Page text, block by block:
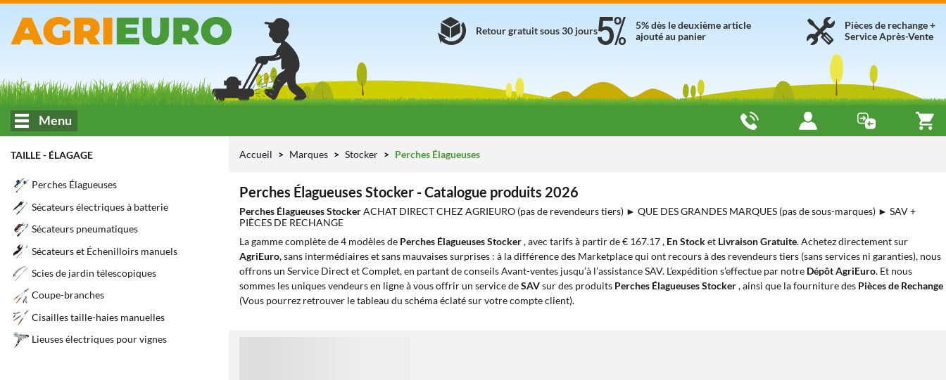
Pièces de rechange +
Service Après-Vente
5% dès le deuxième article
ajouté au panier
Retour gratuit sous 30 jours
Menu
TAILLE - ÉLAGAGE
Perches Élagueuses
Sécateurs électriques à batterie
Sécateurs pneumatiques
Sécateurs et Échenilloirs manuels
Scies de jardin télescopiques
Coupe-branches
Cisailles taille-haies manuelles
Lieuses électriques pour vignes
Accueil Marques Stocker Perches Élagueuses
Perches Élagueuses Stocker - Catalogue produits 2026
Perches Élagueuses StockerACHAT DIRECT CHEZ AGRIEURO (pas de revendeurs tiers) ► QUE DES GRANDES MARQUES (pas de sous-marques) ► SAV +
PIÈCES DE RECHANGE
La gamme complète de 4 modèles de Perches Élagueuses Stocker, avec tarifs à partir de € 167.17 , En Stocket Livraison Gratuite. Achetez directement sur
AgriEuro, sans intermédiaires et sans mauvaises surprises : à la différence des Marketplace qui ont recours à des revendeurs tiers (sans services ni garanties), nous
offrons un Service Direct et Complet, en partant de conseils Avant-ventes jusqu’à l’assistance SAV. L’expédition s’effectue par notre Dépôt AgriEuro. Et nous
sommes les uniques vendeurs en ligne à vous offrir un service deSAVsur des produits Perches Élagueuses Stocker, ainsi que la fourniture des Pièces de Rechange
(Vous pourrez retrouver le tableau du schéma éclaté sur votre compte client).